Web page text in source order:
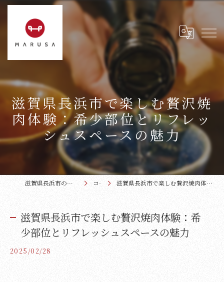
滋賀県長浜市で楽しむ贅沢焼
肉体験：希少部位とリフレッ
シュスペースの魅力
滋賀県長浜市の焼肉なら近江牛本家まるさ コラム 滋賀県長浜市で楽しむ贅沢焼肉体験：希少部位とリフレッシュスペースの魅力
滋賀県長浜市で楽しむ贅沢焼肉体験：希
少部位とリフレッシュスペースの魅力
2025/02/28